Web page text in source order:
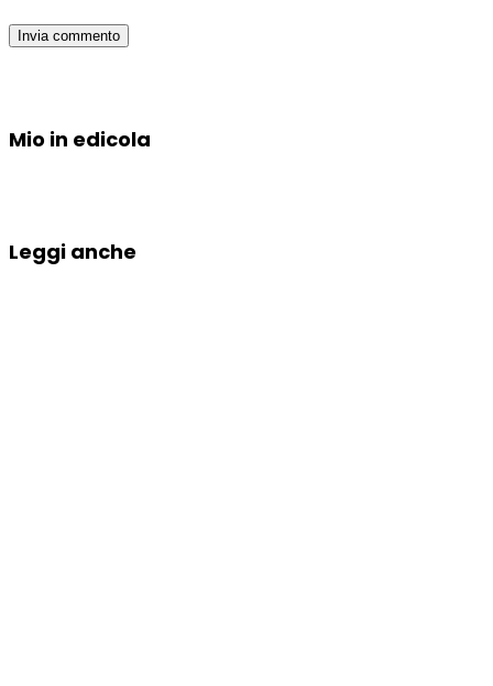
Mio in edicola
Leggi anche